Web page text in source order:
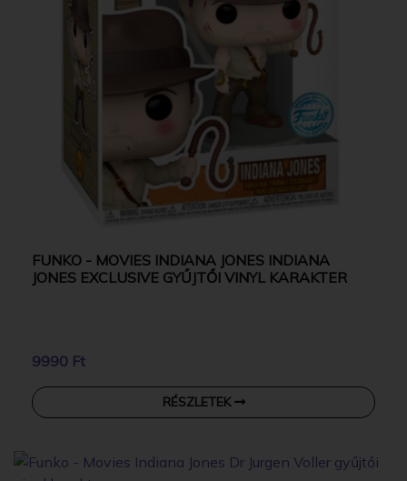
FUNKO - MOVIES INDIANA JONES INDIANA
JONES EXCLUSIVE GYŰJTŐI VINYL KARAKTER
9990 Ft
RÉSZLETEK